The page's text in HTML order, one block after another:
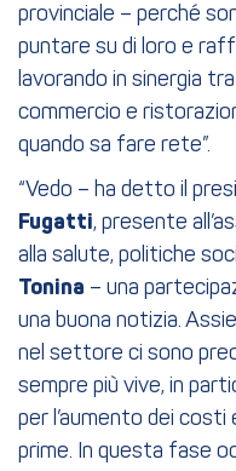
provinciale – perché
puntare su di loro e
lavorando in sinergia
commercio e
quando sa fare rete”.
“Vedo – ha detto il
Fugatti, presente
alla salute, politiche
Tonina – una
una buona notizia.
nel settore ci sono
sempre più vive, in
per l’aumento dei
prime. In questa fase